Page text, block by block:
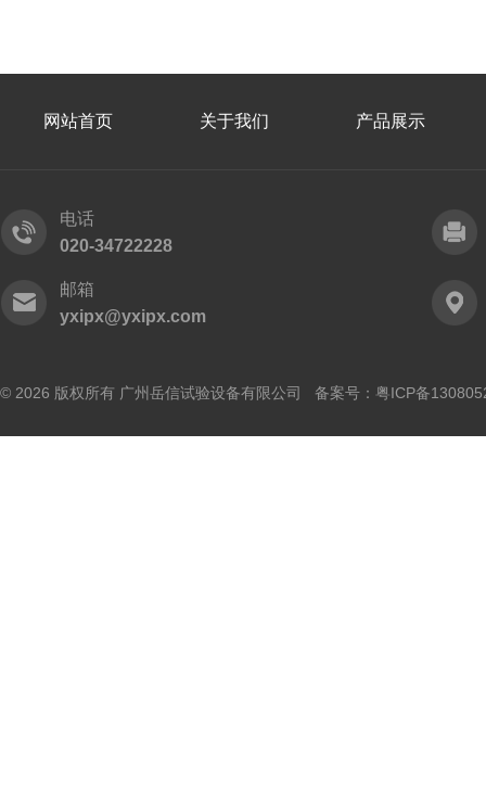
网站首页 关于我们 产品展示
电话
020-34722228
邮箱
yxipx@yxipx.com
© 2026 版权所有 广州岳信试验设备有限公司 备案号： 粤ICP备